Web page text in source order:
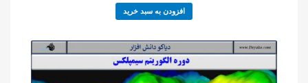
افزودن به سبد خرید